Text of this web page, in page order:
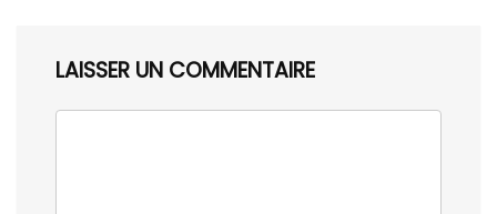
LAISSER UN COMMENTAIRE